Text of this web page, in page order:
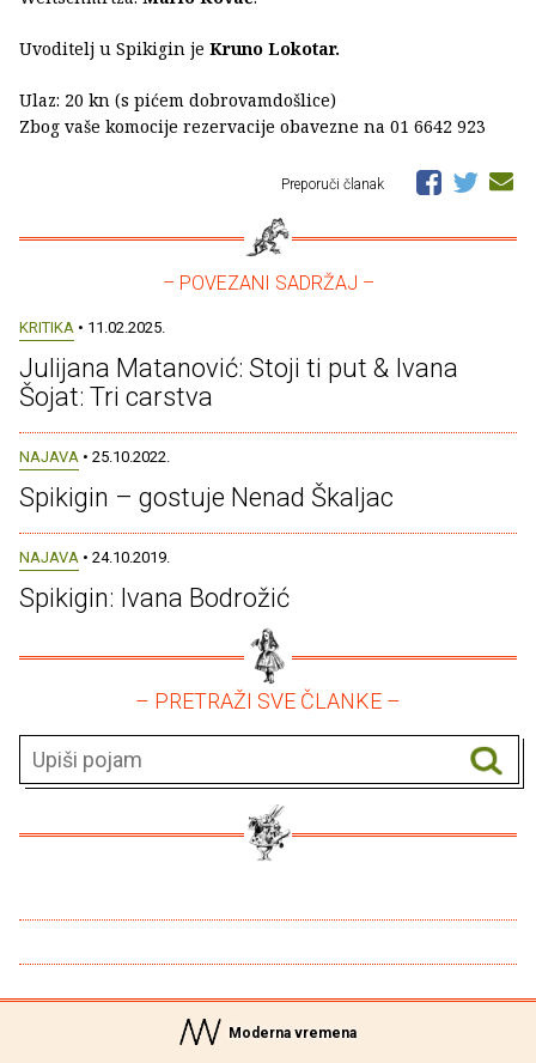
Uvoditelj u Spikigin je Kruno Lokotar.
Ulaz: 20 kn (s pićem dobrovamdošlice)
Zbog vaše komocije rezervacije obavezne na 01 6642 923
Preporuči članak
– POVEZANI SADRŽAJ –
KRITIKA • 11.02.2025.
Julijana Matanović: Stoji ti put & Ivana
Šojat: Tri carstva
NAJAVA • 25.10.2022.
Spikigin – gostuje Nenad Škaljac
NAJAVA • 24.10.2019.
Spikigin: Ivana Bodrožić
– PRETRAŽI SVE ČLANKE –
Moderna vremena